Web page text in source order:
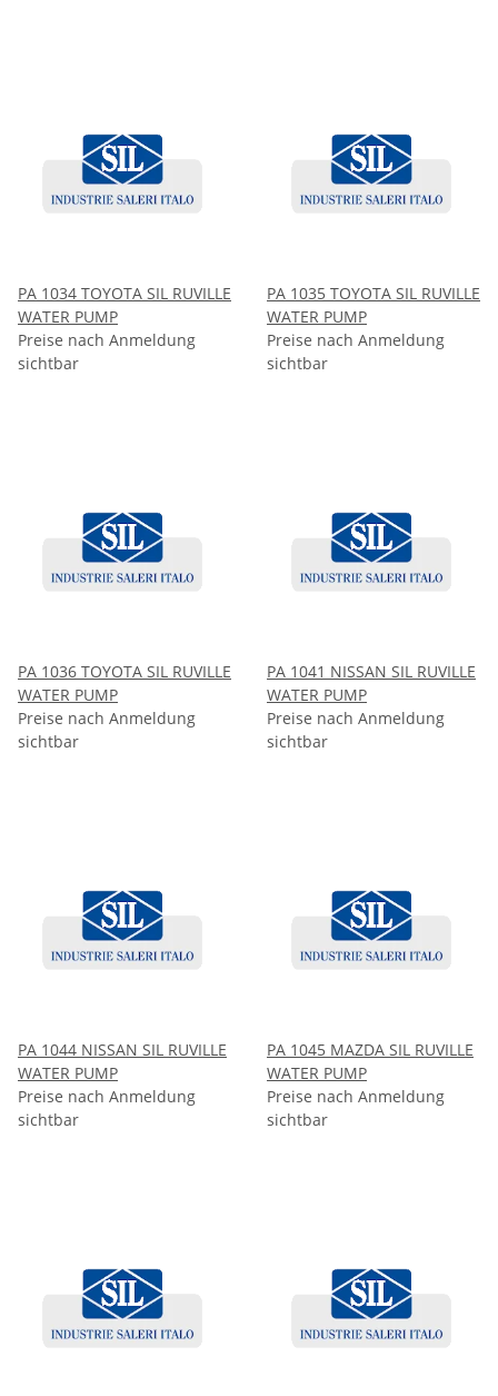
PA 1034 TOYOTA SIL RUVILLE
WATER PUMP
Preise nach Anmeldung
sichtbar
PA 1035 TOYOTA SIL RUVILLE
WATER PUMP
Preise nach Anmeldung
sichtbar
PA 1036 TOYOTA SIL RUVILLE
WATER PUMP
Preise nach Anmeldung
sichtbar
PA 1041 NISSAN SIL RUVILLE
WATER PUMP
Preise nach Anmeldung
sichtbar
PA 1044 NISSAN SIL RUVILLE
WATER PUMP
Preise nach Anmeldung
sichtbar
PA 1045 MAZDA SIL RUVILLE
WATER PUMP
Preise nach Anmeldung
sichtbar